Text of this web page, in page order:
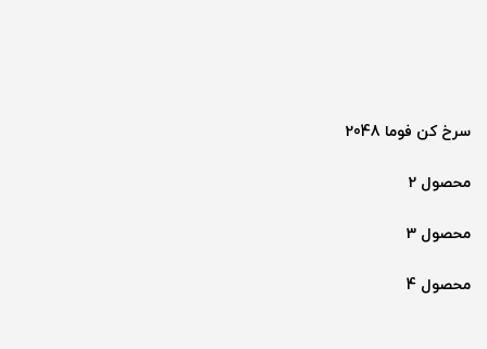
سرخ کن فوما 2048
محصول 2
محصول 3
محصول 4